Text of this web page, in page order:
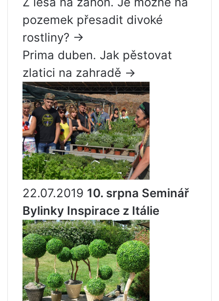
pozemek přesadit divoké
rostliny? →
Prima duben. Jak pěstovat
zlatici na zahradě →
22.07.2019 10. srpna Seminář
Bylinky Inspirace z Itálie